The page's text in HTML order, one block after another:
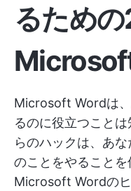
るため
Microsoft Wordは
るのに役立つこと
らのハックは、あ
のことをやること
Microsoft Wordの